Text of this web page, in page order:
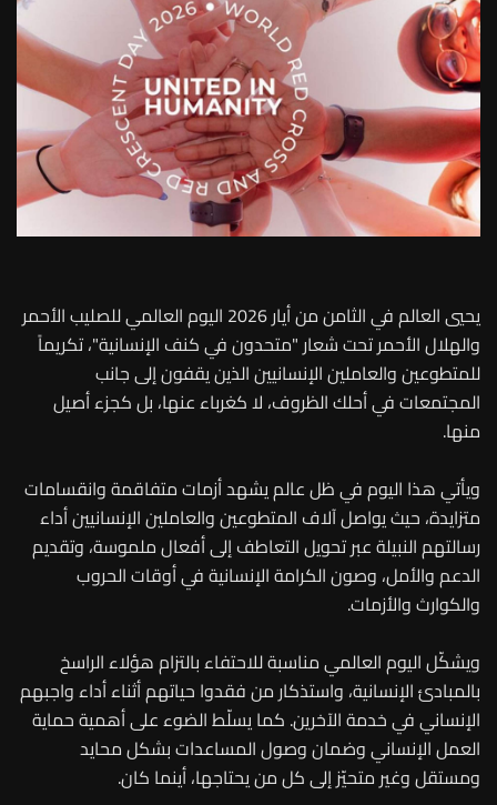
يحيي العالم في الثامن من أيار 2026 اليوم العالمي للصليب الأحمر
والهلال الأحمر تحت شعار "متحدون في كنف الإنسانية"، تكريماً
للمتطوعين والعاملين الإنسانيين الذين يقفون إلى جانب
المجتمعات في أحلك الظروف، لا كغرباء عنها، بل كجزء أصيل
منها.
ويأتي هذا اليوم في ظل عالم يشهد أزمات متفاقمة وانقسامات
متزايدة، حيث يواصل آلاف المتطوعين والعاملين الإنسانيين أداء
رسالتهم النبيلة عبر تحويل التعاطف إلى أفعال ملموسة، وتقديم
الدعم والأمل، وصون الكرامة الإنسانية في أوقات الحروب
والكوارث والأزمات.
ويشكّل اليوم العالمي مناسبة للاحتفاء بالتزام هؤلاء الراسخ
بالمبادئ الإنسانية، واستذكار من فقدوا حياتهم أثناء أداء واجبهم
الإنساني في خدمة الآخرين. كما يسلّط الضوء على أهمية حماية
العمل الإنساني وضمان وصول المساعدات بشكل محايد
ومستقل وغير متحيّز إلى كل من يحتاجها، أينما كان.